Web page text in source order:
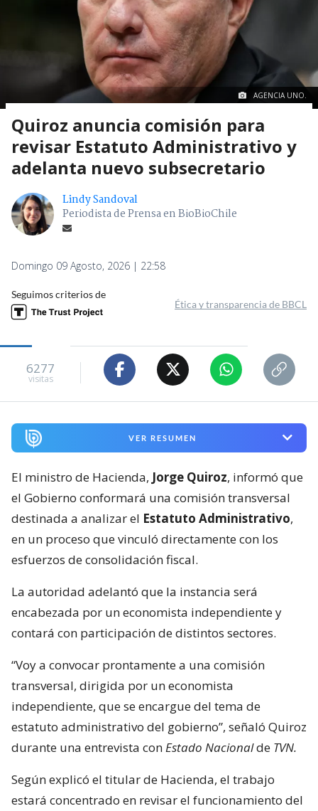
AGENCIA UNO.
Quiroz anuncia comisión para
revisar Estatuto Administrativo y
adelanta nuevo subsecretario
Lindy Sandoval
Periodista de Prensa en BioBioChile
Domingo 09 Agosto, 2026 | 22:58
Seguimos criterios de
Ética y transparencia de BBCL
6277
visitas
VER RESUMEN
El ministro de Hacienda, Jorge Quiroz, informó que
el Gobierno conformará una comisión transversal
destinada a analizar el Estatuto Administrativo,
en un proceso que vinculó directamente con los
esfuerzos de consolidación fiscal.
La autoridad adelantó que la instancia será
encabezada por un economista independiente y
contará con participación de distintos sectores.
“Voy a convocar prontamente a una comisión
transversal, dirigida por un economista
independiente, que se encargue del tema de
estatuto administrativo del gobierno”, señaló Quiroz
durante una entrevista con Estado Nacionalde TVN.
Según explicó el titular de Hacienda, el trabajo
estará concentrado en revisar el funcionamiento del